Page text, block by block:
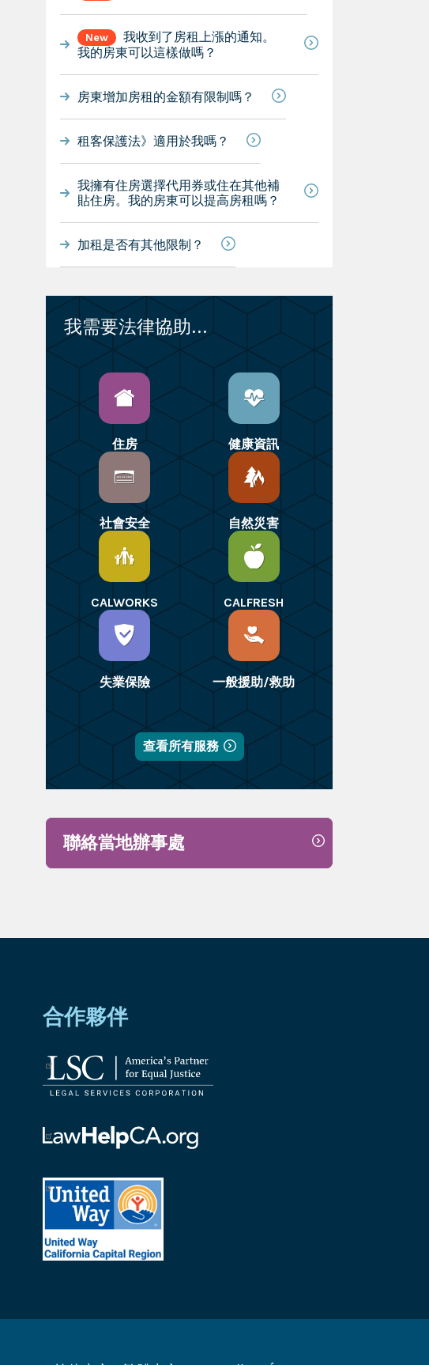
New
我收到了房租上漲的通知。
我的房東可以這樣做嗎？
房東增加房租的金額有限制嗎？
租客保護法》適用於我嗎？
我擁有住房選擇代用券或住在其他補
貼住房。我的房東可以提高房租嗎？
加租是否有其他限制？
我需要法律協助...
住房 健康資訊
社會安全 自然災害
CALWORKS CALFRESH
失業保險 一般援助/救助
查看所有服務
聯絡當地辦事處
合作夥伴
法
律
務
標
Law
California
標
United
Way
Region